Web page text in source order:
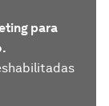
para